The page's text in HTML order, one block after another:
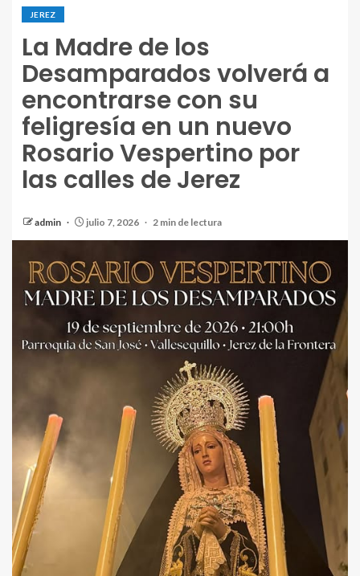
JEREZ
La Madre de los
Desamparados volverá a
encontrarse con su
feligresía en un nuevo
Rosario Vespertino por
las calles de Jerez
admin julio 7, 2026 2 min de lectura